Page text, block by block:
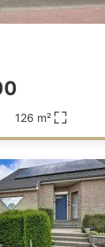
126 m²